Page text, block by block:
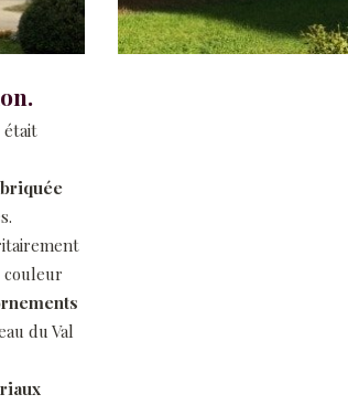
était
couleur
du Val